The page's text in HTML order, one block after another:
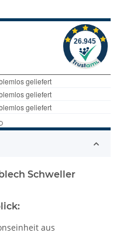
Schweller
aus